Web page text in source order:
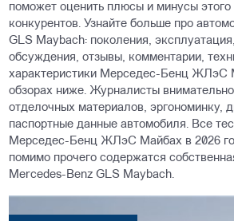
поможет оценить плюсы и минусы
конкурентов. Узнайте больше про
GLS Maybach: поколения,
обсуждения, отзывы, комментарии,
характеристики Mерседес-Бенц ЖЛэС
обзорах ниже. Журналисты
отделочных материалов, эргономинку,
паспортные данные автомобиля. Все
Mерседес-Бенц ЖЛэС Майбах в 2026
помимо прочего содержатся
Mercedes-Benz GLS Maybach.